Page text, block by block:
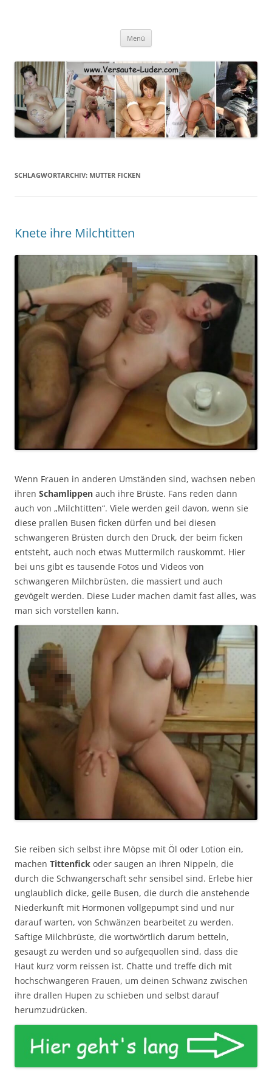
Menü
SCHLAGWORTARCHIV: MUTTER FICKEN
Knete ihre Milchtitten
Wenn Frauen in anderen Umständen sind, wachsen neben
ihren Schamlippen auch ihre Brüste. Fans reden dann
auch von „Milchtitten“. Viele werden geil davon, wenn sie
diese prallen Busen ficken dürfen und bei diesen
schwangeren Brüsten durch den Druck, der beim ficken
entsteht, auch noch etwas Muttermilch rauskommt. Hier
bei uns gibt es tausende Fotos und Videos von
schwangeren Milchbrüsten, die massiert und auch
gevögelt werden. Diese Luder machen damit fast alles, was
man sich vorstellen kann.
Sie reiben sich selbst ihre Möpse mit Öl oder Lotion ein,
machen Tittenfick oder saugen an ihren Nippeln, die
durch die Schwangerschaft sehr sensibel sind. Erlebe hier
unglaublich dicke, geile Busen, die durch die anstehende
Niederkunft mit Hormonen vollgepumpt sind und nur
darauf warten, von Schwänzen bearbeitet zu werden.
Saftige Milchbrüste, die wortwörtlich darum betteln,
gesaugt zu werden und so aufgequollen sind, dass die
Haut kurz vorm reissen ist. Chatte und treffe dich mit
hochschwangeren Frauen, um deinen Schwanz zwischen
ihre drallen Hupen zu schieben und selbst darauf
herumzudrücken.